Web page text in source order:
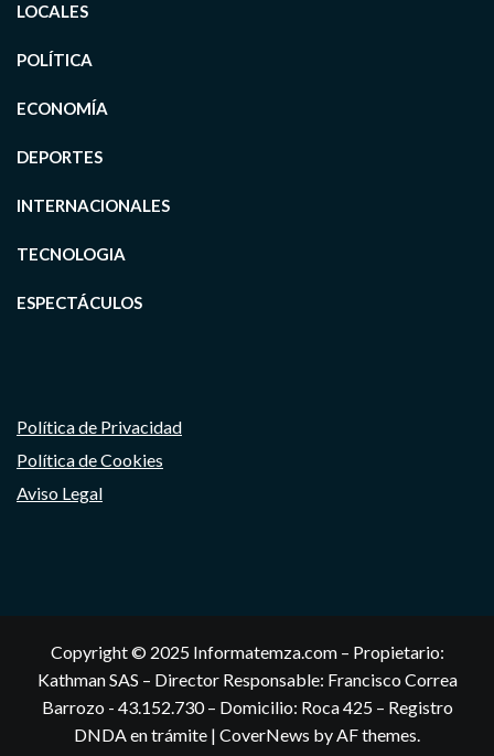
LOCALES
POLÍTICA
ECONOMÍA
DEPORTES
INTERNACIONALES
TECNOLOGIA
ESPECTÁCULOS
Política de Privacidad
Política de Cookies
Aviso Legal
Copyright © 2025 Informatemza.com – Propietario:
Kathman SAS – Director Responsable: Francisco Correa
Barrozo - 43.152.730 – Domicilio: Roca 425 – Registro
DNDA en trámite | CoverNews by AF themes.